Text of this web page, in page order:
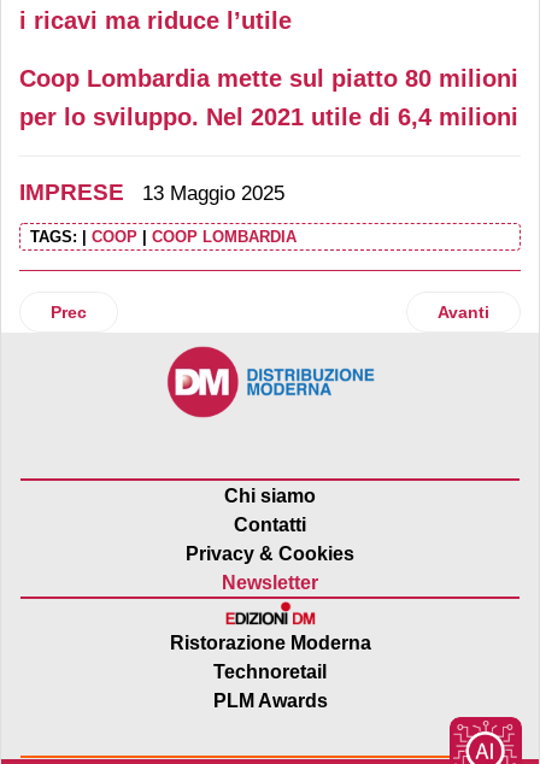
i ricavi ma riduce l’utile
Coop Lombardia mette sul piatto 80 milioni
per lo sviluppo. Nel 2021 utile di 6,4 milioni
IMPRESE 13 Maggio 2025
TAGS: COOP COOP LOMBARDIA
Articolo precedente: Moody’s e S&P: più rischio sul debito
Prec Articolo
Avanti
Chi siamo
Contatti
Privacy & Cookies
Newsletter
Ristorazione Moderna
Technoretail
PLM Awards